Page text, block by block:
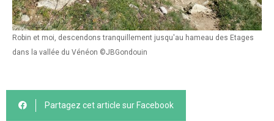
Robin et moi, descendons tranquillement jusqu'au hameau des Etages
dans la vallée du Vénéon ©JBGondouin
Partagez cet article sur Facebook